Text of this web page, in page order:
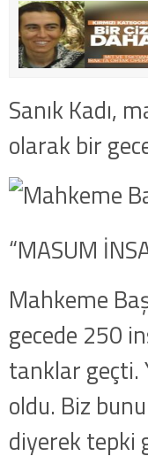
Sanık Kadı,
olarak bir
“MASUM
Mahkeme
gecede 250
tanklar geçti.
oldu. Biz
diyerek tepki